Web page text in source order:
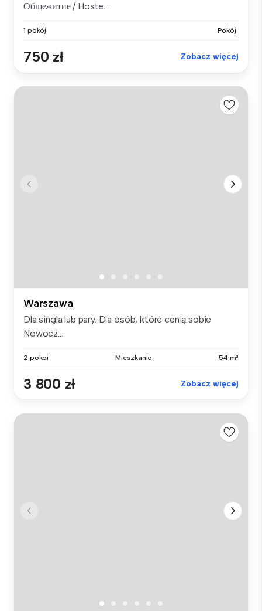
Общежитие / Hoste...
1 pokój Pokój
750 zł Zobacz więcej
Warszawa
Dla singla lub pary. Dla osób, które cenią sobie
Nowocz...
2 pokoi Mieszkanie 54 m²
3 800 zł Zobacz więcej